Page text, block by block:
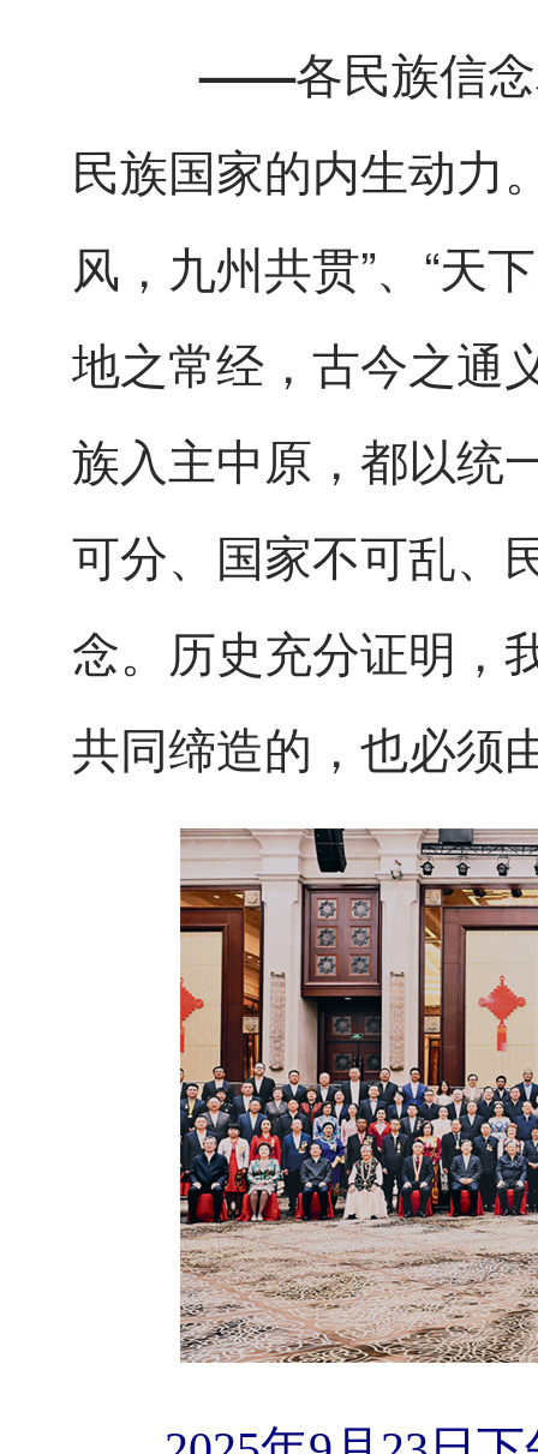
——各民族信念相
民族国家的内生动力
风，九州共贯”、“天
地之常经，古今之通
族入主中原，都以统
可分、国家不可乱、
念。历史充分证明，
共同缔造的，也必须